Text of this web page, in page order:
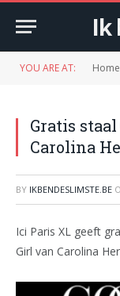
Ik
YOU ARE AT: Home
Gratis
Carolina
BY IKBENDESLIMSTE.BE
Ici Paris XL geeft
Girl van Carolina